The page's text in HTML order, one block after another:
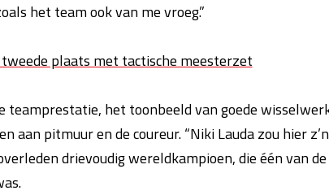
het team ook van me vroeg.”
plaats met tactische meesterzet
het toonbeeld van goede
aan pitmuur en de coureur. “Niki Lauda zou hier
drievoudig wereldkampioen, die één van de